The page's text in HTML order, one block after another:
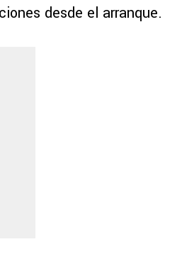
desde el arranque.